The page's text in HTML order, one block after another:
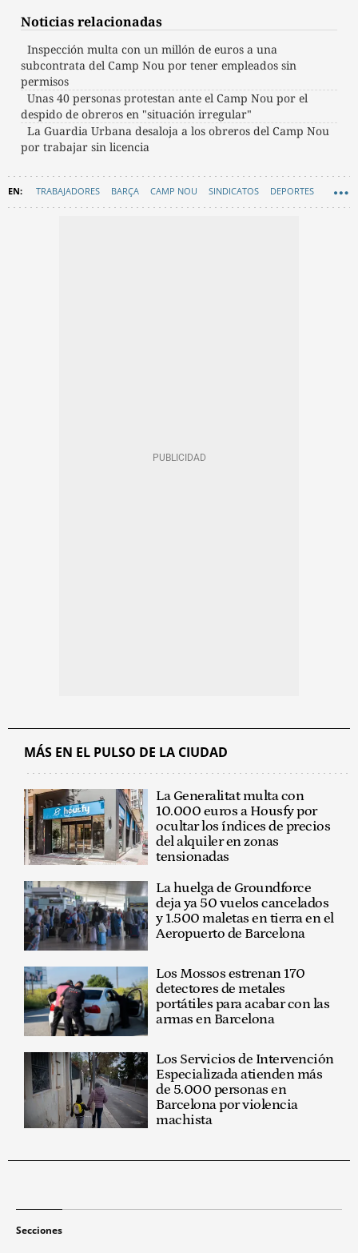
Noticias relacionadas
Inspección multa con un millón de euros a una
subcontrata del Camp Nou por tener empleados sin
permisos
Unas 40 personas protestan ante el Camp Nou por el
despido de obreros en "situación irregular"
La Guardia Urbana desaloja a los obreros del Camp Nou
por trabajar sin licencia
TRABAJADORES BARÇA CAMP NOU SINDICATOS DEPORTES
MÁS EN EL PULSO DE LA CIUDAD
La Generalitat multa con
10.000 euros a Housfy por
ocultar los índices de precios
del alquiler en zonas
tensionadas
La huelga de Groundforce
deja ya 50 vuelos cancelados
y 1.500 maletas en tierra en el
Aeropuerto de Barcelona
Los Mossos estrenan 170
detectores de metales
portátiles para acabar con las
armas en Barcelona
Los Servicios de Intervención
Especializada atienden más
de 5.000 personas en
Barcelona por violencia
machista
Secciones